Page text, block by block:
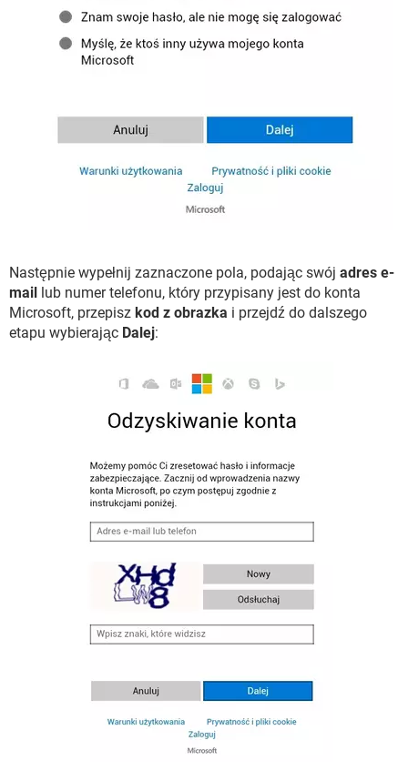
Następnie wypełnij zaznaczone pola, podając swój adres e-
mail lub numer telefonu, który przypisany jest do konta
Microsoft, przepisz kod z obrazka i przejdź do dalszego
etapu wybierając Dalej: